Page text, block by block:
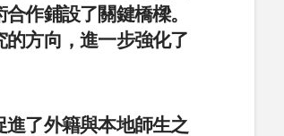
作鋪設了關鍵橋樑。
方向，進一步強化了
了外籍與本地師生之